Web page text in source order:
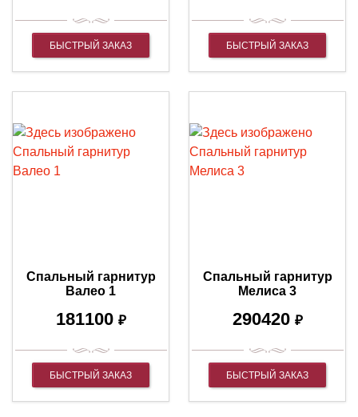
БЫСТРЫЙ ЗАКАЗ БЫСТРЫЙ ЗАКАЗ
Спальный гарнитур
Валео 1
181100 ₽
БЫСТРЫЙ ЗАКАЗ
Спальный гарнитур
Мелиса 3
290420 ₽
БЫСТРЫЙ ЗАКАЗ